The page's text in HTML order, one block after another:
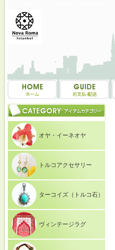
オヤ・イーネオヤ
トルコアクセサリー
ターコイズ（トルコ石）
ヴィンテージラグ